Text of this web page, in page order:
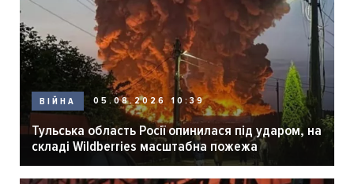
ВІЙНА 05.08.2026 10:39
Тульська область Росії опинилася під ударом, на
складі Wildberries масштабна пожежа